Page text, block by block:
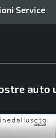
Service
auto